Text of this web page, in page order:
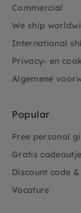
Commercial
We ship
International
Privacy- en
Algemene
Popular
Free personal
Gratis
Discount code
Vacature